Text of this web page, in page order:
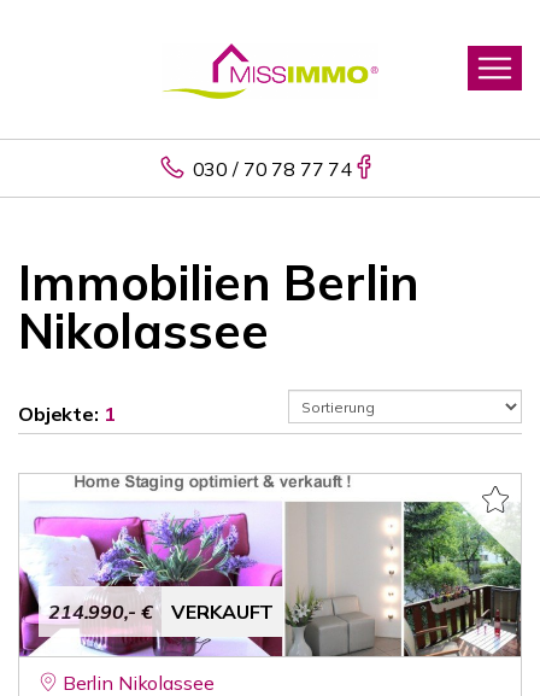
030 / 70 78 77 74
Immobilien Berlin
Nikolassee
Objekte: 1
214.990,- € VERKAUFT
Berlin Nikolassee